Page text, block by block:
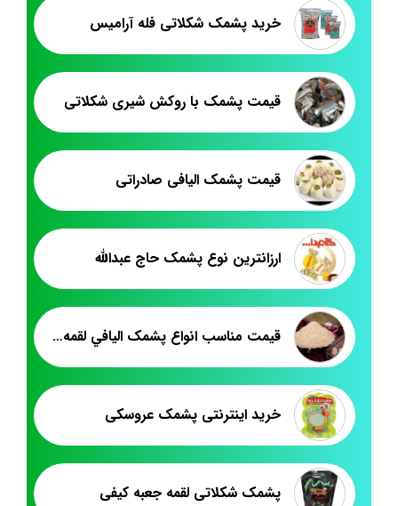
خرید پشمک شکلاتی فله آرامیس
قیمت پشمک با روکش شیری شکلاتی
قیمت پشمک الیافی صادراتی
ارزانترین نوع پشمک حاج عبدالله
قيمت مناسب انواع پشمک اليافي لقمه اي
خرید اینترنتی پشمک عروسکی
پشمک شکلاتی لقمه جعبه کیفی